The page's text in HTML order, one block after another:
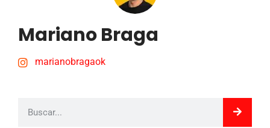
Mariano Braga
marianobragaok